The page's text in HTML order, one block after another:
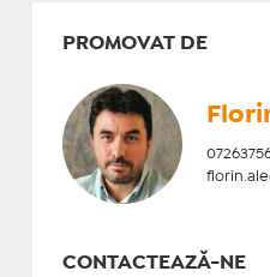
PROMOVAT DE
CONTACTEAZĂ-NE